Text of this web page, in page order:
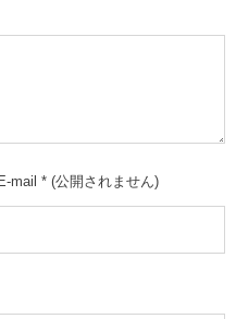
E-mail * (公開されません)